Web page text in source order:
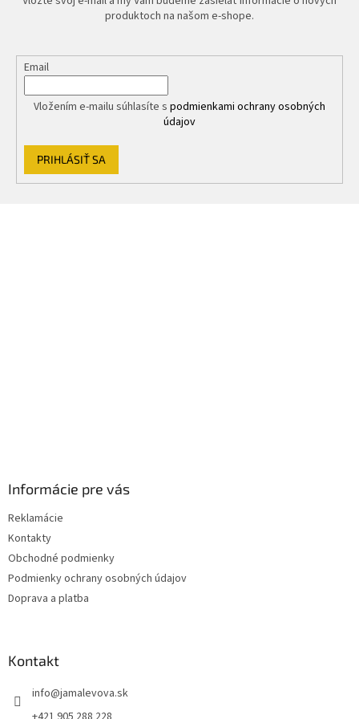
produktoch na našom e-shope.
Email
Vložením e-mailu súhlasíte s podmienkami ochrany osobných
údajov
PRIHLÁSIŤ SA
Informácie pre vás
Reklamácie
Kontakty
Obchodné podmienky
Podmienky ochrany osobných údajov
Doprava a platba
Kontakt
info@jamalevova.sk